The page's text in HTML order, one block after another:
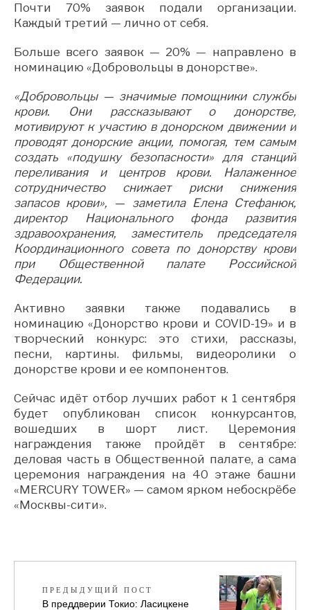
Почти 70% заявок подали организации.
Каждый третий — лично от себя.
Больше всего заявок — 20% — направлено в
номинацию «Добровольцы в донорстве».
«Добровольцы — значимые помощники службы
крови. Они рассказывают о донорстве,
мотивируют к участию в донорском движении и
проводят донорские акции, помогая, тем самым
создать «подушку безопасности» для станций
переливания и центров крови. Налаженное
сотрудничество снижает риски снижения
запасов крови», — заметила Елена Стефанюк,
директор Национального фонда развития
здравоохранения, заместитель председателя
Координационного совета по донорству крови
при Общественной палате Российской
Федерации.
Активно заявки также подавались в
номинацию «Донорство крови и COVID-19» и в
творческий конкурс: это стихи, рассказы,
песни, картины. фильмы, видеоролики о
донорстве крови и ее компонентов.
Сейчас идёт отбор лучших работ к 1 сентября
будет опубликован список конкурсантов,
вошедших в шорт лист. Церемония
награждения также пройдёт в сентябре:
деловая часть в Общественной палате, а сама
церемония награждения на 40 этаже башни
«MERCURY TOWER» — самом ярком небоскрёбе
«Москвы-сити».
ПРЕДЫДУЩИЙ ПОСТ
В преддверии Токио: Ласицкене